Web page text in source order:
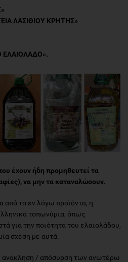
ΛΑΣΙΘΙΟΥ ΚΡΗΤΗΣ»
ΕΛΑΙΟΛΑΔΟ».
έχουν ήδη προμηθευτεί τα
να μην τα καταναλώσουν.
από τα εν λόγω προϊόντα, η
τοπωνύμια, όπως
για την ποιότητα του ελαιολάδου,
σχέση με αυτά.
ανάκληση / απόσυρση των ανωτέρω